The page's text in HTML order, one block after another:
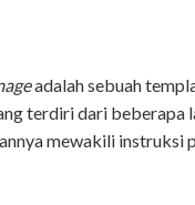
adalah sebuah
terdiri dari beberapa
mewakili instruksi